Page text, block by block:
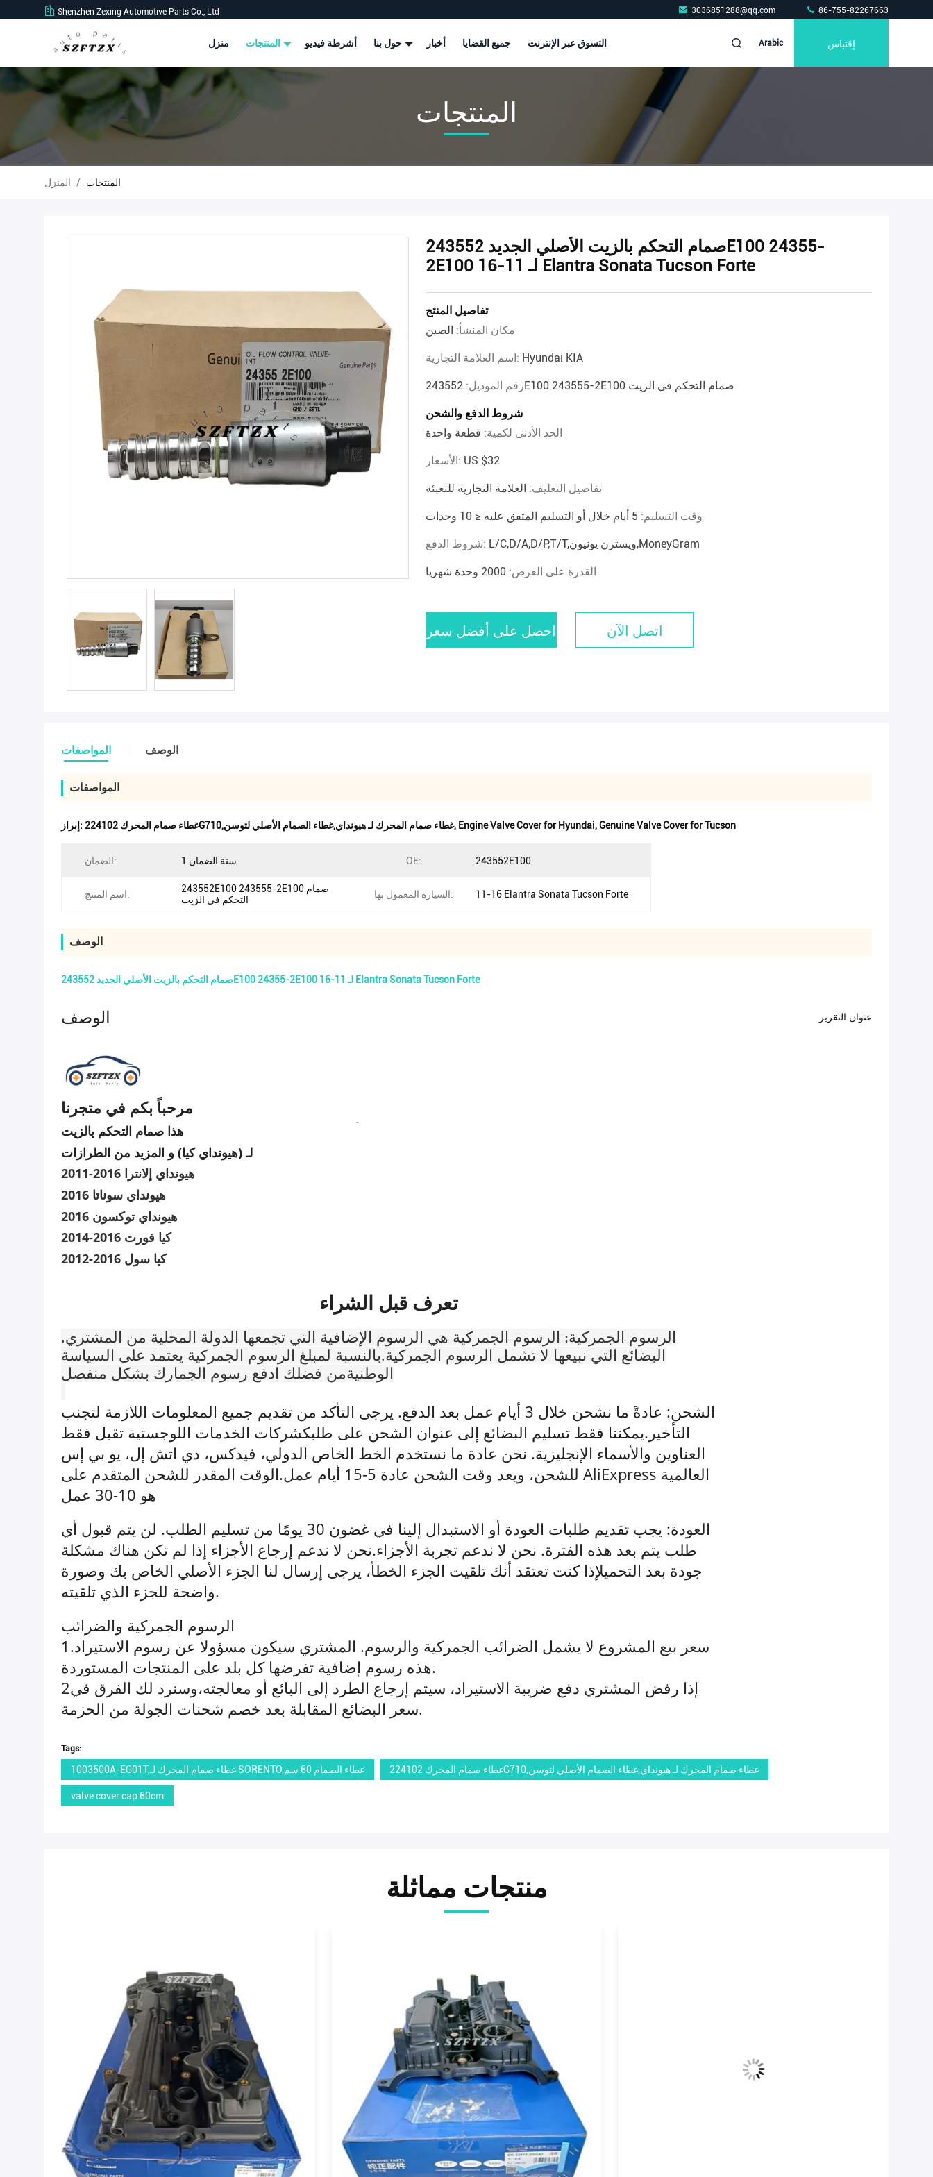
Shenzhen Zexing Automotive Parts Co., Ltd 3036851288@qq.com 86-755-82267663
منزل أشرطة فيديو أخبار جميع القضايا التسوق عبر الإنترنت Arabic إقتباس
المنتجات
المنزل / المنتجات
صمام التحكم بالزيت الأصلي الجديد 243552E100 24355-
2E100 لـ 11-16 Elantra Sonata Tucson Forte
تفاصيل المنتج
مكان المنشأ: الصين
اسم العلامة التجارية: Hyundai KIA
رقم الموديل: 243552E100 243555-2E100 صمام التحكم في الزيت
شروط الدفع والشحن
الحد الأدنى لكمية: قطعة واحدة
الأسعار: US $32
تفاصيل التغليف: العلامة التجارية للتعبئة
وقت التسليم: 5 أيام خلال أو التسليم المتفق عليه ≤ 10 وحدات
شروط الدفع: L/C,D/A,D/P,T/T,ويسترن يونيون,MoneyGram
القدرة على العرض: 2000 وحدة شهريا
احصل على أفضل سعر اتصل الآن
المواصفات الوصف
المواصفات
إبراز: غطاء صمام المحرك 224102G710,غطاء صمام المحرك لـ هيونداي,غطاء الصمام الأصلي لتوسن, Engine Valve Cover for Hyundai,Genuine Valve Cover for Tucson
الضمان: 1 سنة الضمان OE: 243552E100
اسم المنتج:
243552E100 243555-2E100 صمام
التحكم في الزيت
السيارة المعمول بها: 11-16 Elantra Sonata Tucson Forte
الوصف
صمام التحكم بالزيت الأصلي الجديد 243552E100 24355-2E100 لـ 11-16 Elantra Sonata Tucson Forte
الوصف عنوان التقرير
مرحباً بكم في متجرنا
لـ (هيونداي كيا) و المزيد من الطرازات
2011-2016 هيونداي إلانترا
هيونداي سوناتا 2016
هيونداي توكسون 2016
2014-2016 كيا فورت
2012-2016 كيا سول
تعرف قبل الشراء
الرسوم الجمركية: الرسوم الجمركية هي الرسوم الإضافية التي تجمعها الدولة المحلية من المشتري.
البضائع التي نبيعها لا تشمل الرسوم الجمركية.بالنسبة لمبلغ الرسوم الجمركية يعتمد على السياسة
الوطنيةمن فضلك ادفع رسوم الجمارك بشكل منفصل
الشحن: عادةً ما نشحن خلال 3 أيام عمل بعد الدفع. يرجى التأكد من تقديم جميع المعلومات اللازمة لتجنب
التأخير.يمكننا فقط تسليم البضائع إلى عنوان الشحن على طلبكشركات الخدمات اللوجستية تقبل فقط
العناوين والأسماء الإنجليزية. نحن عادة ما نستخدم الخط الخاص الدولي، فيدكس، دي اتش إل، يو بي إس
للشحن، ويعد وقت الشحن عادة 5-15 أيام عمل.الوقت المقدر للشحن المتقدم على AliExpress العالمية
هو 10-30 عمل
العودة: يجب تقديم طلبات العودة أو الاستبدال إلينا في غضون 30 يومًا من تسليم الطلب. لن يتم قبول أي
طلب يتم بعد هذه الفترة. نحن لا ندعم تجربة الأجزاء.نحن لا ندعم إرجاع الأجزاء إذا لم تكن هناك مشكلة
جودة بعد التحميلإذا كنت تعتقد أنك تلقيت الجزء الخطأ، يرجى إرسال لنا الجزء الأصلي الخاص بك وصورة
واضحة للجزء الذي تلقيته.
الرسوم الجمركية والضرائب
1سعر بيع المشروع لا يشمل الضرائب الجمركية والرسوم. المشتري سيكون مسؤولا عن رسوم الاستيراد.
هذه رسوم إضافية تفرضها كل بلد على المنتجات المستوردة.
2إذا رفض المشتري دفع ضريبة الاستيراد، سيتم إرجاع الطرد إلى البائع أو معالجته،وسنرد لك الفرق في
سعر البضائع المقابلة بعد خصم شحنات الجولة من الحزمة.
Tags:
1003500A-EG01T,غطاء صمام المحرك لـ SORENTO,غطاء الصمام 60 سم غطاء صمام المحرك 224102G710,غطاء صمام المحرك لـ هيونداي,غطاء الصمام الأصلي لتوسن
valve cover cap 60cm
منتجات مماثلة